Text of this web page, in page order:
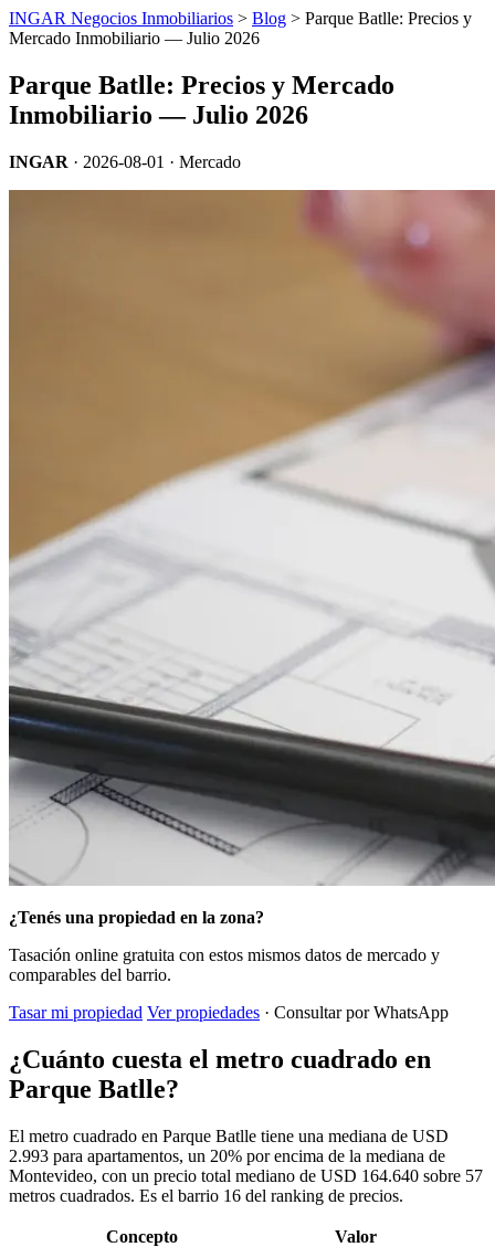
INGAR Negocios Inmobiliarios > Blog > Parque Batlle: Precios y
Mercado Inmobiliario — Julio 2026
Parque Batlle: Precios y Mercado
Inmobiliario — Julio 2026
INGAR · 2026-08-01 · Mercado
¿Tenés una propiedad en la zona?
Tasación online gratuita con estos mismos datos de mercado y
comparables del barrio.
Tasar mi propiedad Ver propiedades · Consultar por WhatsApp
¿Cuánto cuesta el metro cuadrado en
Parque Batlle?
El metro cuadrado en Parque Batlle tiene una mediana de USD
2.993 para apartamentos, un 20% por encima de la mediana de
Montevideo, con un precio total mediano de USD 164.640 sobre 57
metros cuadrados. Es el barrio 16 del ranking de precios.
Concepto
Valor